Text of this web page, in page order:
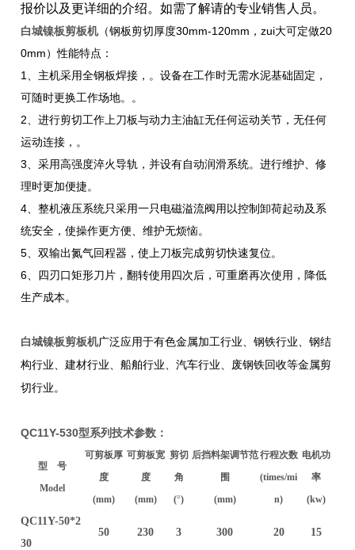
报价以及更详细的介绍。如需了解请的专业销售人员。
白城镍板剪板机（钢板剪切厚度30mm-120mm，zui大可定做20
0mm）性能特点：
1、主机采用全钢板焊接，。设备在工作时无需水泥基础固定，
可随时更换工作场地。。
2、进行剪切工作上刀板与动力主油缸无任何运动关节，无任何
运动连接，。
3、采用高强度淬火导轨，并设有自动润滑系统。进行维护、修
理时更加便捷。
4、整机液压系统只采用一只电磁溢流阀用以控制卸荷起动及系
统安全，使操作更方便、维护无烦恼。
5、双输出氮气回程器，使上刀板完成剪切快速复位。
6、四刃口矩形刀片，翻转使用四次后，可重磨再次使用，降低
生产成本。
白城镍板剪板机广泛应用于有色金属加工行业、钢铁行业、钢结
构行业、建材行业、船舶行业、汽车行业、废钢铁回收等金属剪
切行业。
QC11Y-530型系列技术参数：
型 号
Model
可剪板厚
度
(mm)
可剪板宽
度
(mm)
剪切
角
(°)
后挡料架调节范
围
(mm)
行程次数
(times/mi
n)
电机功
率
(kw)
QC11Y-50*2
30
50 230 3 300 20 15